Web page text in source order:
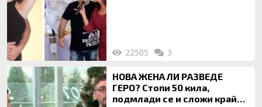
22505 3
НОВА ЖЕНА ЛИ РАЗВЕДЕ
ГЕРО? Стопи 50 кила,
подмлади се и сложи край